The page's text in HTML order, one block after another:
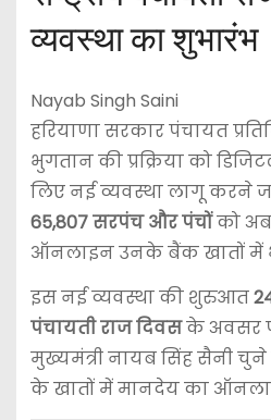
व्यवस्था का शुभारंभ
Nayab Singh Saini
हरियाणा सरकार पंचायत
भुगतान की प्रक्रिया को
लिए नई व्यवस्था लागू करने
65,807 सरपंच और पंचोंको
ऑनलाइन उनके बैंक खातों में
इस नई व्यवस्था की शुरुआत
पंचायती राज दिवसके अवसर
मुख्यमंत्री नायब सिंह सैनी चुने
के खातों में मानदेय का